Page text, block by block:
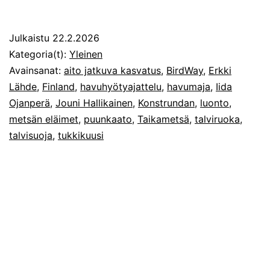
Julkaistu 22.2.2026
Kategoria(t): Yleinen
Avainsanat: aito jatkuva kasvatus, BirdWay, Erkki
Lähde, Finland, havuhyötyajattelu, havumaja, Iida
Ojanperä, Jouni Hallikainen, Konstrundan, luonto,
metsän eläimet, puunkaato, Taikametsä, talviruoka,
talvisuoja, tukkikuusi